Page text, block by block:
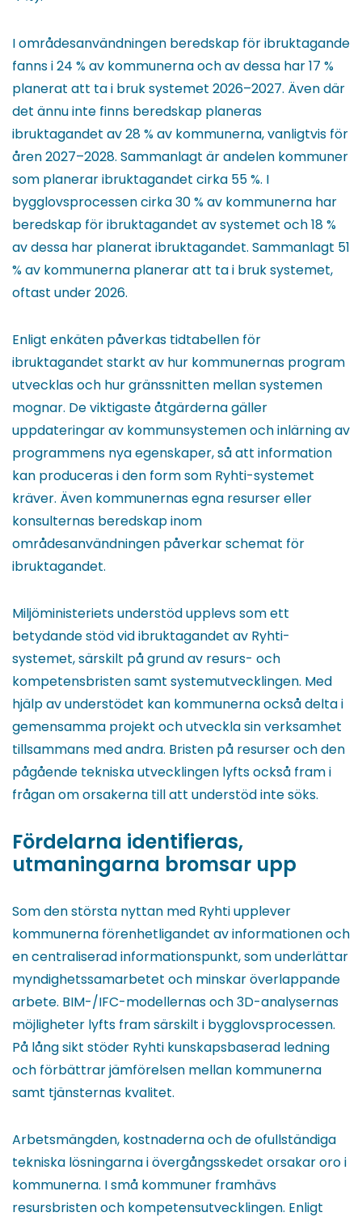
I områdesanvändningen beredskap för ibruktagande
fanns i 24 % av kommunerna och av dessa har 17 %
planerat att ta i bruk systemet 2026–2027. Även där
det ännu inte finns beredskap planeras
ibruktagandet av 28 % av kommunerna, vanligtvis för
åren 2027–2028. Sammanlagt är andelen kommuner
som planerar ibruktagandet cirka 55 %. I
bygglovsprocessen cirka 30 % av kommunerna har
beredskap för ibruktagandet av systemet och 18 %
av dessa har planerat ibruktagandet. Sammanlagt 51
% av kommunerna planerar att ta i bruk systemet,
oftast under 2026.
Enligt enkäten påverkas tidtabellen för
ibruktagandet starkt av hur kommunernas program
utvecklas och hur gränssnitten mellan systemen
mognar. De viktigaste åtgärderna gäller
uppdateringar av kommunsystemen och inlärning av
programmens nya egenskaper, så att information
kan produceras i den form som Ryhti-systemet
kräver. Även kommunernas egna resurser eller
konsulternas beredskap inom
områdesanvändningen påverkar schemat för
ibruktagandet.
Miljöministeriets understöd upplevs som ett
betydande stöd vid ibruktagandet av Ryhti-
systemet, särskilt på grund av resurs- och
kompetensbristen samt systemutvecklingen. Med
hjälp av understödet kan kommunerna också delta i
gemensamma projekt och utveckla sin verksamhet
tillsammans med andra. Bristen på resurser och den
pågående tekniska utvecklingen lyfts också fram i
frågan om orsakerna till att understöd inte söks.
Fördelarna identifieras,
utmaningarna bromsar upp
Som den största nyttan med Ryhti upplever
kommunerna förenhetligandet av informationen och
en centraliserad informationspunkt, som underlättar
myndighetssamarbetet och minskar överlappande
arbete. BIM-/IFC-modellernas och 3D-analysernas
möjligheter lyfts fram särskilt i bygglovsprocessen.
På lång sikt stöder Ryhti kunskapsbaserad ledning
och förbättrar jämförelsen mellan kommunerna
samt tjänsternas kvalitet.
Arbetsmängden, kostnaderna och de ofullständiga
tekniska lösningarna i övergångsskedet orsakar oro i
kommunerna. I små kommuner framhävs
resursbristen och kompetensutvecklingen. Enligt